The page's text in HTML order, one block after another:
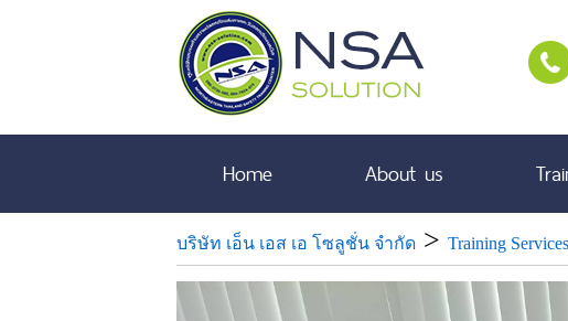
Home About us
บริษัท เอ็น เอส เอ โซลูชั่น จำกัด > Training Services